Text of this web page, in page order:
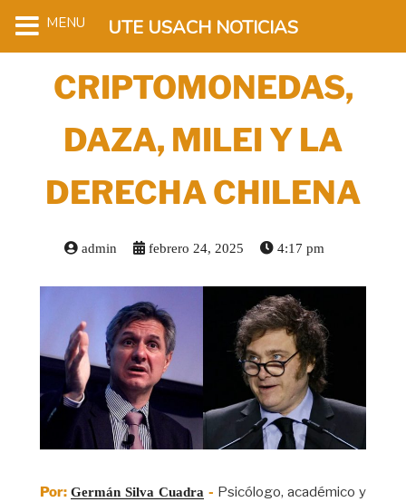
CRIPTOMONEDAS,
DAZA, MILEI Y LA
DERECHA CHILENA
admin febrero 24, 2025 4:17 pm
Por: Germán Silva Cuadra - Psicólogo, académico y
MENU UTE USACH NOTICIAS